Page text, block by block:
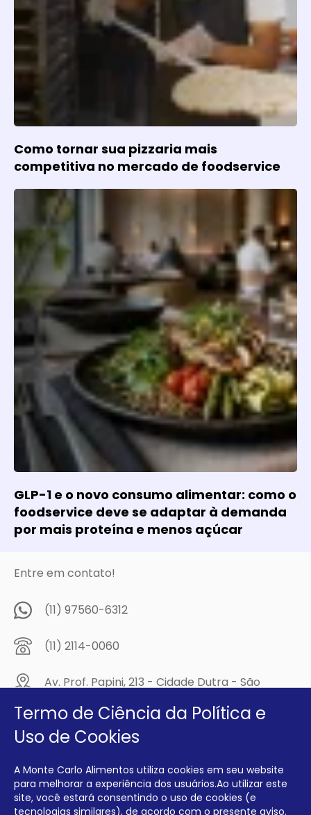
Como tornar sua pizzaria mais
competitiva no mercado de foodservice
GLP-1 e o novo consumo alimentar: como o
foodservice deve se adaptar à demanda
por mais proteína e menos açúcar
Entre em contato!
(11) 97560-6312
(11) 2114-0060
Av. Prof. Papini, 213 - Cidade Dutra - São
Compre na
MCA Virtual!
Siga a Monte Carlo Alimentos nas redes sociais!
Termo de Ciência da Política e
Uso de Cookies
A Monte Carlo Alimentos utiliza cookies em seu website
para melhorar a experiência dos usuários.Ao utilizar este
site, você estará consentindo o uso de cookies (e
tecnologias similares), de acordo com o presente aviso.